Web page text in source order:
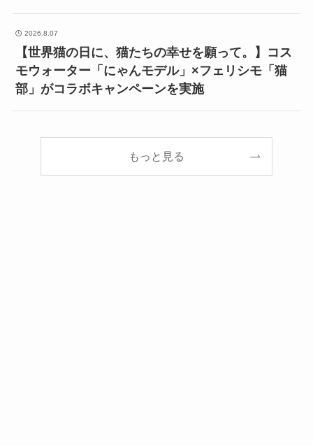
2026.8.07
【世界猫の日に、猫たちの幸せを願って。】コス
モウォーター「にゃんモデル」×フェリシモ「猫
部」がコラボキャンペーンを実施
もっと見る